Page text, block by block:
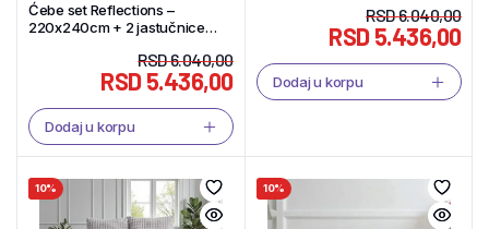
Ćebe set Reflections –
220x240cm + 2 jastučnice
RSD6.040,00
RSD5.436,00
Dodaj u korpu
RSD6.040,00
RSD5.436,00
Dodaj u korpu
10% 10%